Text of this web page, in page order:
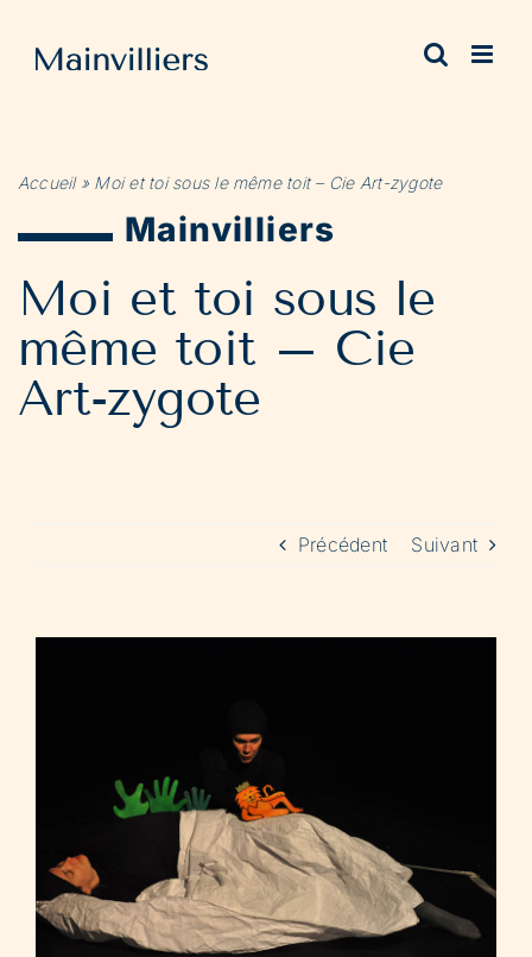
contenu
Accueil» Moi et toi sous le même toit – Cie Art-zygote
Mainvilliers
Moi et toi sous le
même toit – Cie
Art-zygote
Précédent Suivant